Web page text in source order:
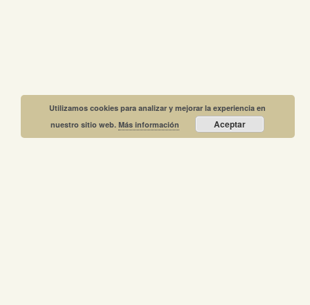
Utilizamos cookies para analizar y mejorar la experiencia en
nuestro sitio web.Más información Aceptar